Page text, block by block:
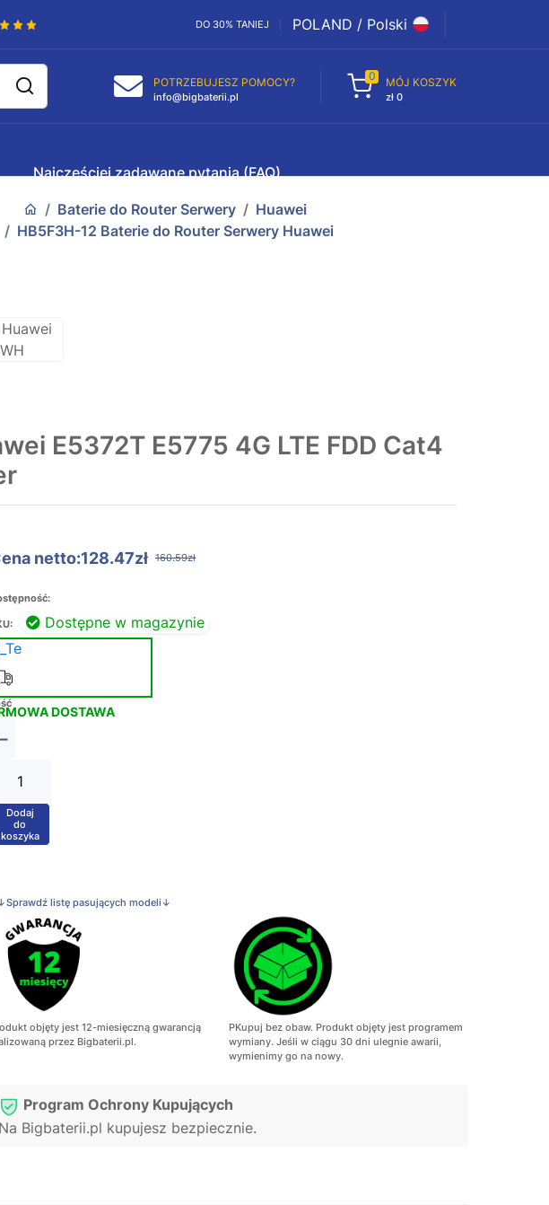
DO 30% TANIEJ POLAND / Polski
POTRZEBUJESZ POMOCY?
info@bigbaterii.pl
0 MÓJ KOSZYK
zł 0
Najczęściej zadawane pytania (FAQ)
Baterie do Router Serwery
Huawei
HB5F3H-12 Baterie do Router Serwery Huawei
E5372T E5775 4G LTE FDD Cat4
netto:128.47zł 160.59zł
Dostępne w magazynie
DOSTAWA
+
Dodaj
do
koszyka
listę pasujących modeli↓
objęty jest 12-miesięczną gwarancją
przez Bigbaterii.pl.
PKupuj bez obaw. Produkt objęty jest programem
wymiany. Jeśli w ciągu 30 dni ulegnie awarii,
wymienimy go na nowy.
Program Ochrony Kupujących
Na Bigbaterii.pl kupujesz bezpiecznie.